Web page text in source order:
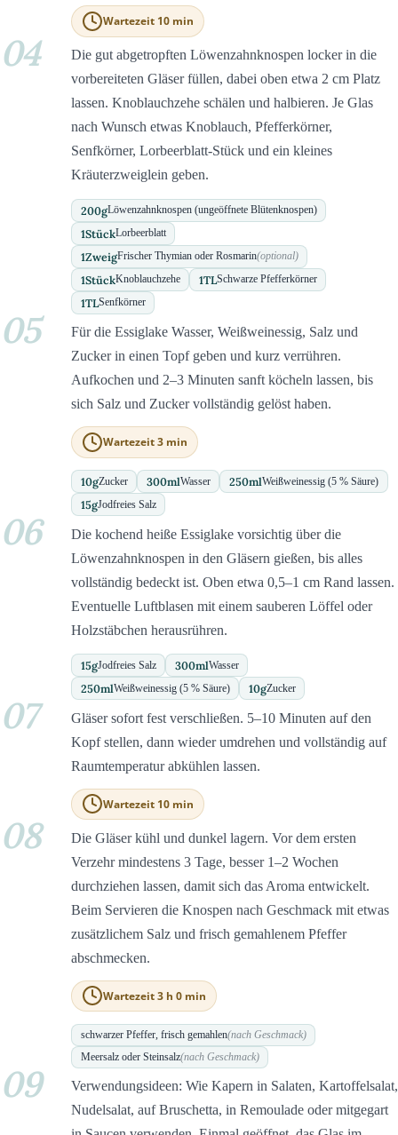
Wartezeit 10 min
04
Die gut abgetropften Löwenzahnknospen locker in die
vorbereiteten Gläser füllen, dabei oben etwa 2 cm Platz
lassen. Knoblauchzehe schälen und halbieren. Je Glas
nach Wunsch etwas Knoblauch, Pfefferkörner,
Senfkörner, Lorbeerblatt-Stück und ein kleines
Kräuterzweiglein geben.
200gLöwenzahnknospen (ungeöffnete Blütenknospen)
1StückLorbeerblatt
1ZweigFrischer Thymian oder Rosmarin(optional)
1StückKnoblauchzehe 1TLSchwarze Pfefferkörner
1TLSenfkörner
05
Für die Essiglake Wasser, Weißweinessig, Salz und
Zucker in einen Topf geben und kurz verrühren.
Aufkochen und 2–3 Minuten sanft köcheln lassen, bis
sich Salz und Zucker vollständig gelöst haben.
Wartezeit 3 min
10gZucker 300mlWasser 250mlWeißweinessig (5 % Säure)
15gJodfreies Salz
06
Die kochend heiße Essiglake vorsichtig über die
Löwenzahnknospen in den Gläsern gießen, bis alles
vollständig bedeckt ist. Oben etwa 0,5–1 cm Rand lassen.
Eventuelle Luftblasen mit einem sauberen Löffel oder
Holzstäbchen herausrühren.
15gJodfreies Salz 300mlWasser
250mlWeißweinessig (5 % Säure) 10gZucker
07
Gläser sofort fest verschließen. 5–10 Minuten auf den
Kopf stellen, dann wieder umdrehen und vollständig auf
Raumtemperatur abkühlen lassen.
Wartezeit 10 min
08
Die Gläser kühl und dunkel lagern. Vor dem ersten
Verzehr mindestens 3 Tage, besser 1–2 Wochen
durchziehen lassen, damit sich das Aroma entwickelt.
Beim Servieren die Knospen nach Geschmack mit etwas
zusätzlichem Salz und frisch gemahlenem Pfeffer
abschmecken.
Wartezeit 3 h 0 min
schwarzer Pfeffer, frisch gemahlen(nach Geschmack)
Meersalz oder Steinsalz(nach Geschmack)
09
Verwendungsideen: Wie Kapern in Salaten, Kartoffelsalat,
Nudelsalat, auf Bruschetta, in Remoulade oder mitgegart